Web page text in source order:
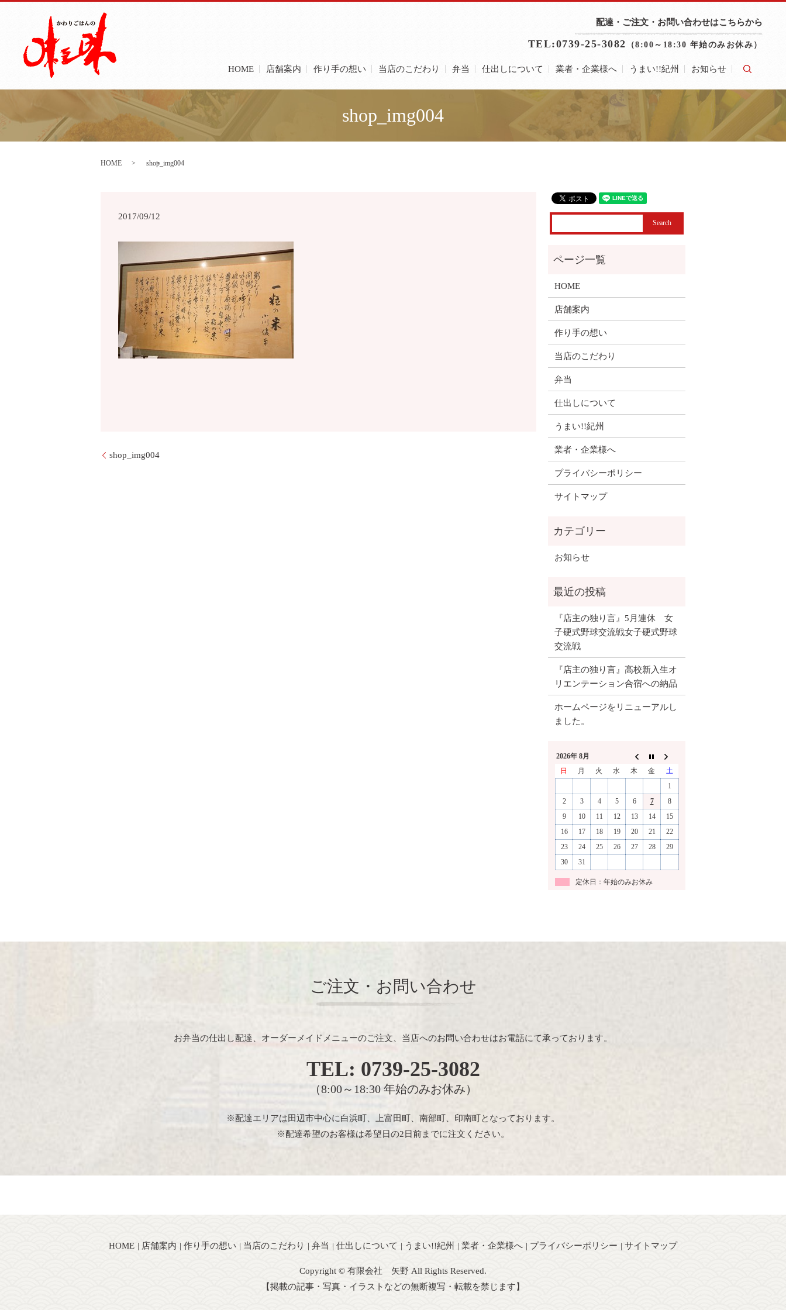
配達・ご注文・お問い合わせはこちらから
TEL:0739-25-3082 （8:00～18:30 年始のみお休み）
HOME 店舗案内 作り手の想い 当店のこだわり 弁当 仕出しについて 業者・企業様へ うまい!!紀州 お知らせ
shop_img004
HOME shop_img004
2017/09/12
shop_img004
HOME
店舗案内
作り手の想い
当店のこだわり
弁当
仕出しについて
うまい!!紀州
業者・企業様へ
プライバシーポリシー
サイトマップ
お知らせ
『店主の独り言』5月連休 女
子硬式野球交流戦女子硬式野球
交流戦
『店主の独り言』高校新入生オ
リエンテーション合宿への納品
ホームページをリニューアルし
ました。
2026年 8月
日
月 火 水 木 金
土
1
2
3 4 5 6 7
8
9
10 11 12 13 14
15
16
17 18 19 20 21
22
23
24 25 26 27 28
29
30
31
定休日：年始のみお休み
ご注文・お問い合わせ
お弁当の仕出し配達、オーダーメイドメニューのご注文、当店へのお問い合わせはお電話にて承っております。
TEL: 0739-25-3082
（8:00～18:30 年始のみお休み）
※配達エリアは田辺市中心に白浜町、上富田町、南部町、印南町となっております。
※配達希望のお客様は希望日の2日前までに注文ください。
HOME 店舗案内 作り手の想い 当店のこだわり 弁当 仕出しについて うまい!!紀州 業者・企業様へ プライバシーポリシー サイトマップ
Copyright © 有限会社 矢野 All Rights Reserved.
【掲載の記事・写真・イラストなどの無断複写・転載を禁じます】